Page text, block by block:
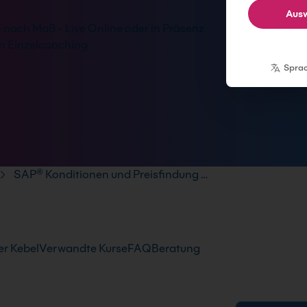
Maß - Live Online oder in Präsenz
Einzelcoaching
SAP® Konditionen und Preisfindung …
KebelVerwandte KurseFAQBeratung